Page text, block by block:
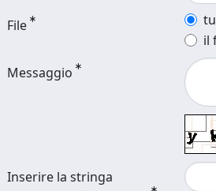
File
il
Messaggio
Inserire la stringa